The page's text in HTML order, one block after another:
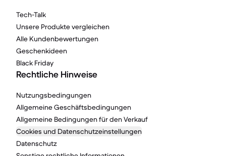
Tech-Talk
Unsere Produkte vergleichen
Alle Kundenbewertungen
Geschenkideen
Black Friday
Rechtliche Hinweise
Nutzungsbedingungen
Allgemeine Geschäftsbedingungen
Allgemeine Bedingungen für den Verkauf
Cookies und Datenschutzeinstellungen
Datenschutz